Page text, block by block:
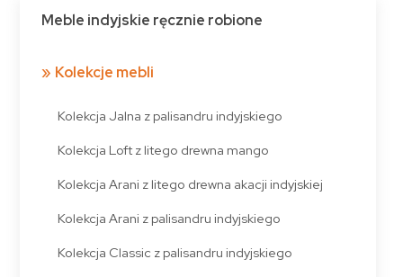
Meble indyjskie ręcznie robione
Kolekcje mebli
Kolekcja Jalna z palisandru indyjskiego
Kolekcja Loft z litego drewna mango
Kolekcja Arani z litego drewna akacji indyjskiej
Kolekcja Arani z palisandru indyjskiego
Kolekcja Classic z palisandru indyjskiego